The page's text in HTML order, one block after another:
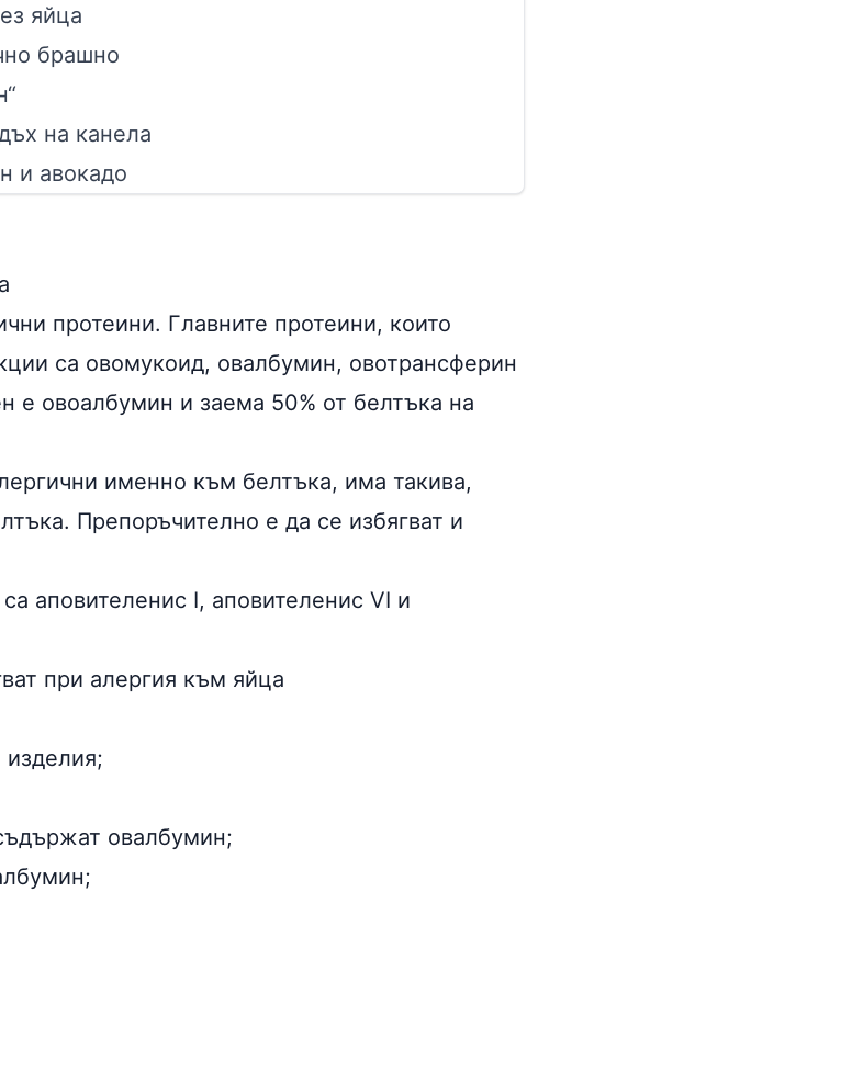
яйца
брашно
на канела
и авокадо
протеини. Главните протеини, които
са овомукоид, овалбумин, овотрансферин
е овоалбумин и заема 50% от белтъка на
именно към белтъка, има такива,
Препоръчително е да се избягват и
аповителенис I, аповителенис VI и
при алергия към яйца
овалбумин;